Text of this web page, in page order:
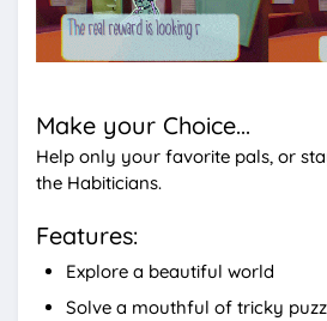
Make your Choice...
Help only your favorite pals, or
the Habiticians.
Features:
Explore a beautiful world
Solve a mouthful of tricky